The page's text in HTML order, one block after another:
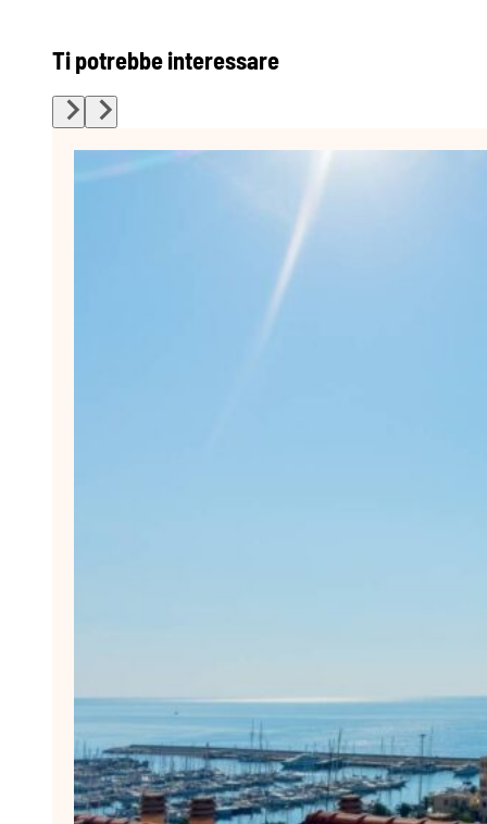
Ti potrebbe interessare